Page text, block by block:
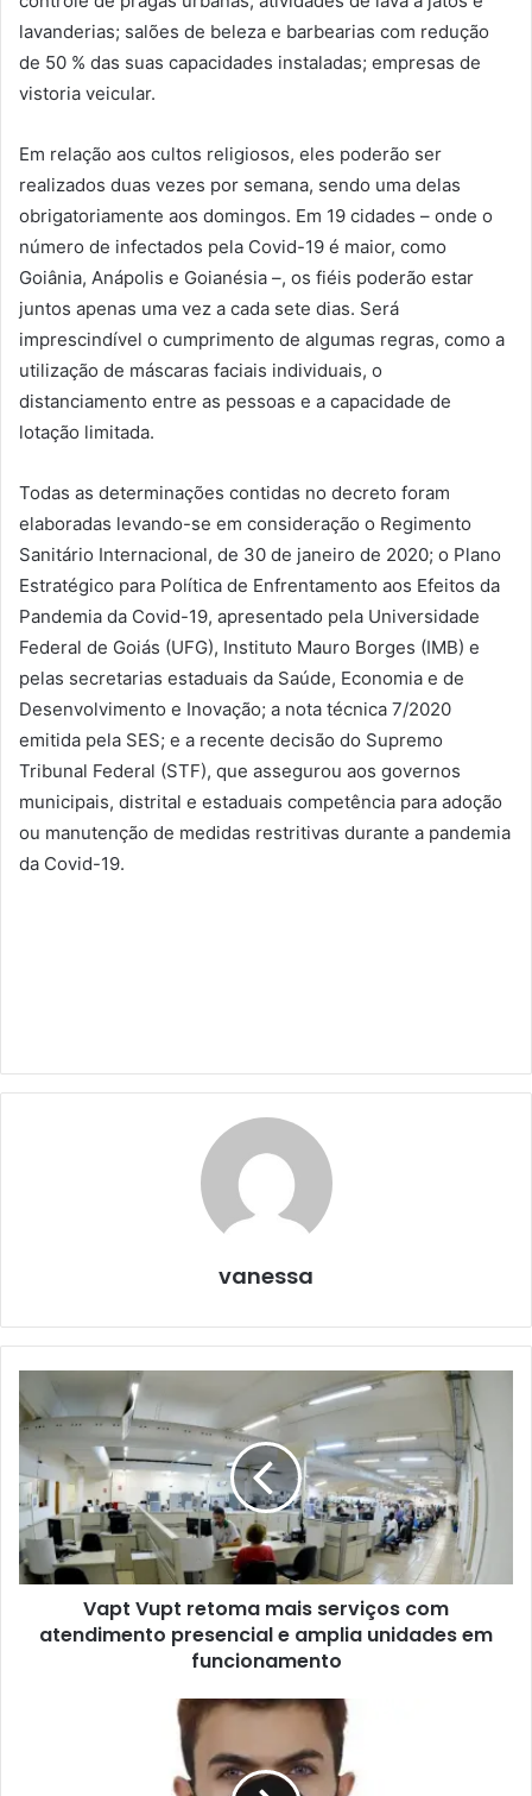
lavanderias; salões de beleza e barbearias com redução
de 50 % das suas capacidades instaladas; empresas de
vistoria veicular.
Em relação aos cultos religiosos, eles poderão ser
realizados duas vezes por semana, sendo uma delas
obrigatoriamente aos domingos. Em 19 cidades – onde o
número de infectados pela Covid-19 é maior, como
Goiânia, Anápolis e Goianésia –, os fiéis poderão estar
juntos apenas uma vez a cada sete dias. Será
imprescindível o cumprimento de algumas regras, como a
utilização de máscaras faciais individuais, o
distanciamento entre as pessoas e a capacidade de
lotação limitada.
Todas as determinações contidas no decreto foram
elaboradas levando-se em consideração o Regimento
Sanitário Internacional, de 30 de janeiro de 2020; o Plano
Estratégico para Política de Enfrentamento aos Efeitos da
Pandemia da Covid-19, apresentado pela Universidade
Federal de Goiás (UFG), Instituto Mauro Borges (IMB) e
pelas secretarias estaduais da Saúde, Economia e de
Desenvolvimento e Inovação; a nota técnica 7/2020
emitida pela SES; e a recente decisão do Supremo
Tribunal Federal (STF), que assegurou aos governos
municipais, distrital e estaduais competência para adoção
ou manutenção de medidas restritivas durante a pandemia
da Covid-19.
vanessa
Vapt Vupt retoma mais serviços com
atendimento presencial e amplia unidades em
funcionamento